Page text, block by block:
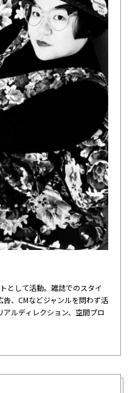
として活動。雑誌でのスタイ
告、CMなどジャンルを問わず活
ルディレクション、空間プロ